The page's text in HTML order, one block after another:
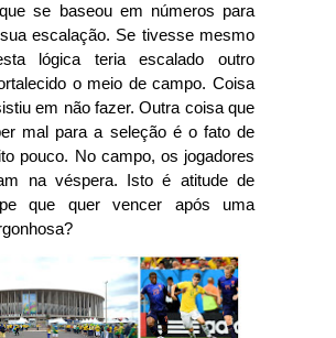
se baseou em números para
escalação. Se tivesse mesmo
lógica teria escalado outro
o meio de campo. Coisa
em não fazer. Outra coisa que
mal para a seleção é o fato de
pouco. No campo, os jogadores
na véspera. Isto é atitude de
que quer vencer após uma